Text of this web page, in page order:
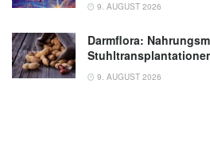
9. AUGUST 2026
Darmflora:
9. AUGUST 2026